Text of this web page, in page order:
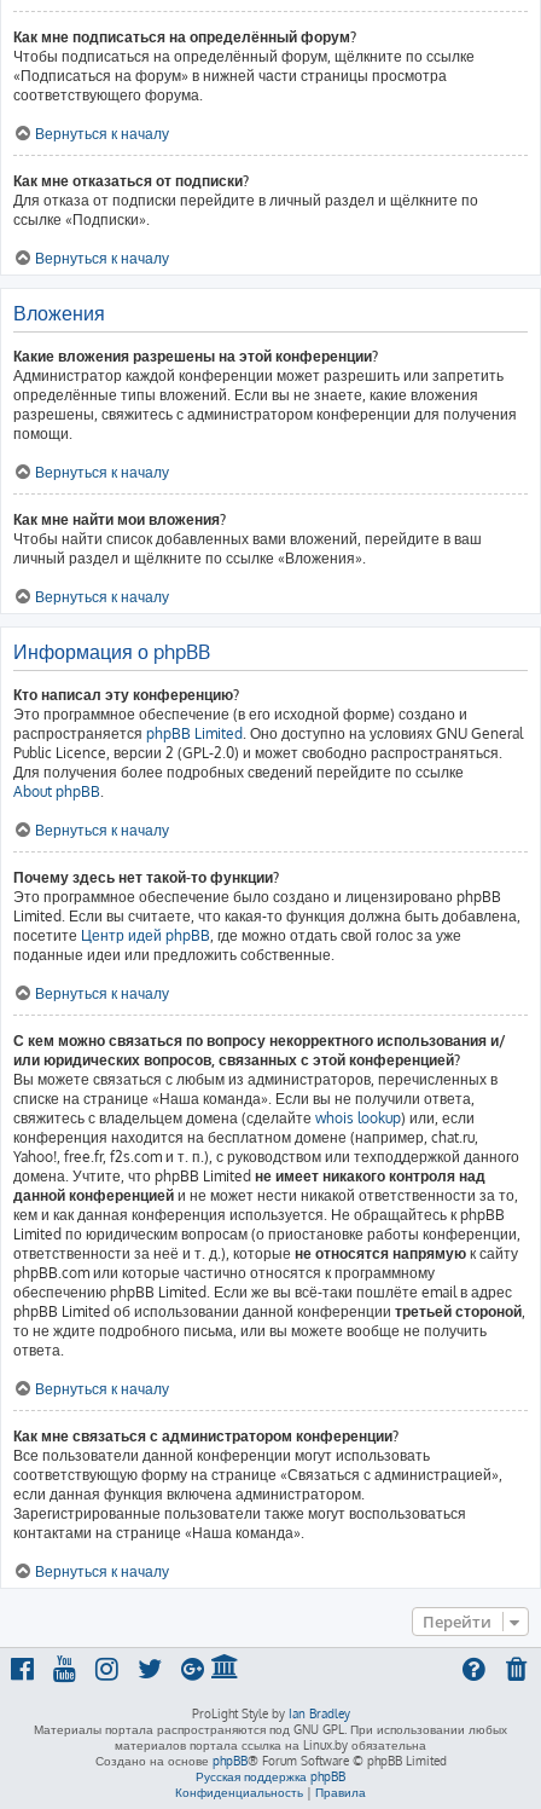
Как мне подписаться на определённый форум?
Чтобы подписаться на определённый форум, щёлкните по ссылке
«Подписаться на форум» в нижней части страницы просмотра
соответствующего форума.
Вернуться к началу
Как мне отказаться от подписки?
Для отказа от подписки перейдите в личный раздел и щёлкните по
ссылке «Подписки».
Вернуться к началу
Вложения
Какие вложения разрешены на этой конференции?
Администратор каждой конференции может разрешить или запретить
определённые типы вложений. Если вы не знаете, какие вложения
разрешены, свяжитесь с администратором конференции для получения
помощи.
Вернуться к началу
Как мне найти мои вложения?
Чтобы найти список добавленных вами вложений, перейдите в ваш
личный раздел и щёлкните по ссылке «Вложения».
Вернуться к началу
Информация о phpBB
Кто написал эту конференцию?
Это программное обеспечение (в его исходной форме) создано и
распространяется phpBB Limited. Оно доступно на условиях GNU General
Public Licence, версии 2 (GPL-2.0) и может свободно распространяться.
Для получения более подробных сведений перейдите по ссылке
About phpBB.
Вернуться к началу
Почему здесь нет такой-то функции?
Это программное обеспечение было создано и лицензировано phpBB
Limited. Если вы считаете, что какая-то функция должна быть добавлена,
посетите Центр идей phpBB, где можно отдать свой голос за уже
поданные идеи или предложить собственные.
Вернуться к началу
С кем можно связаться по вопросу некорректного использования и/
или юридических вопросов, связанных с этой конференцией?
Вы можете связаться с любым из администраторов, перечисленных в
списке на странице «Наша команда». Если вы не получили ответа,
свяжитесь с владельцем домена (сделайте whois lookup) или, если
конференция находится на бесплатном домене (например, chat.ru,
Yahoo!, free.fr, f2s.com и т. п.), с руководством или техподдержкой данного
домена. Учтите, что phpBB Limited не имеет никакого контроля над
данной конференцией и не может нести никакой ответственности за то,
кем и как данная конференция используется. Не обращайтесь к phpBB
Limited по юридическим вопросам (о приостановке работы конференции,
ответственности за неё и т. д.), которые не относятся напрямую к сайту
phpBB.com или которые частично относятся к программному
обеспечению phpBB Limited. Если же вы всё-таки пошлёте email в адрес
phpBB Limited об использовании данной конференции третьей стороной,
то не ждите подробного письма, или вы можете вообще не получить
ответа.
Вернуться к началу
Как мне связаться с администратором конференции?
Все пользователи данной конференции могут использовать
соответствующую форму на странице «Связаться с администрацией»,
если данная функция включена администратором.
Зарегистрированные пользователи также могут воспользоваться
контактами на странице «Наша команда».
Вернуться к началу
Перейти
ProLight Style by Ian Bradley
Материалы портала распространяются под GNU GPL. При использовании любых
материалов портала ссылка на Linux.by обязательна
Создано на основе phpBB® Forum Software © phpBB Limited
Русская поддержка phpBB
Конфиденциальность | Правила